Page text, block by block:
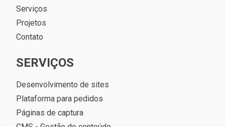
Serviços
Projetos
Contato
SERVIÇOS
Desenvolvimento de sites
Plataforma para pedidos
Páginas de captura